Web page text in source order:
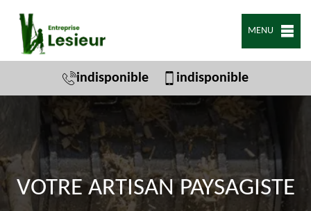
MENU
indisponible indisponible
VOTRE ARTISAN PAYSAGISTE